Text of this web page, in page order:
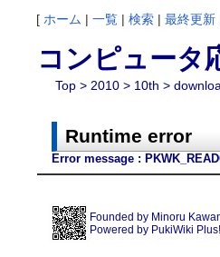
[ ホーム | 一覧| 検索| 最終更新
コンピュータ
Top > 2010 > 10th >
Runtime error
Error message :
Founded by Minoru
Powered by PukiWiki